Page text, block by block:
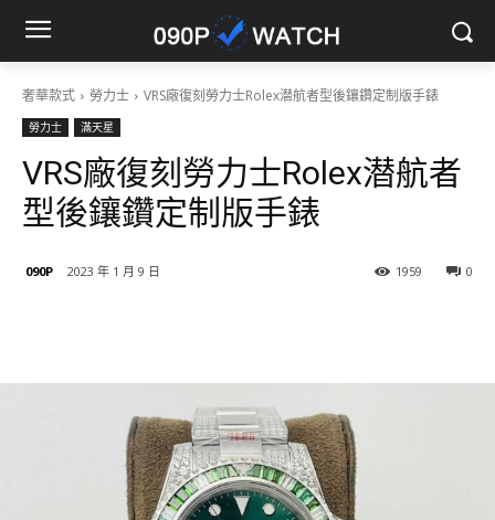
奢華款式 勞力士 VRS廠復刻勞力士Rolex潜航者型後鑲鑽定制版手錶
勞力士 滿天星
VRS廠復刻勞力士Rolex潜航者
型後鑲鑽定制版手錶
090P 2023 年 1 月 9 日 0
1959